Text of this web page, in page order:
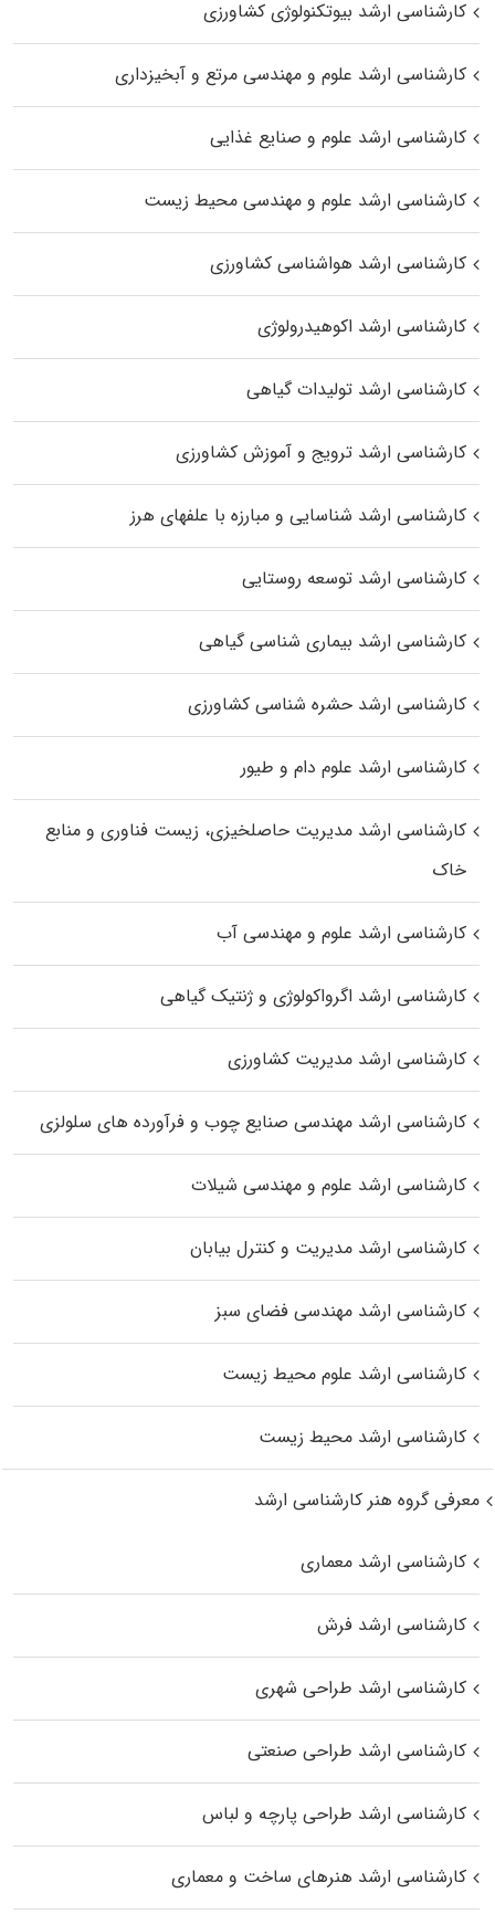
کارشناسی ارشد بیوتکنولوژی کشاورزی
کارشناسی ارشد علوم و مهندسی مرتع و آبخیزداری
کارشناسی ارشد علوم و صنایع غذایی
کارشناسی ارشد علوم و مهندسی محیط زیست
کارشناسی ارشد هواشناسی کشاورزی
کارشناسی ارشد اکوهیدرولوژی
کارشناسی ارشد تولیدات گیاهی
کارشناسی ارشد ترویج و آموزش کشاورزی
کارشناسی ارشد شناسایی و مبارزه با علفهای هرز
کارشناسی ارشد توسعه روستایی
کارشناسی ارشد بیماری‌ شناسی گیاهی
کارشناسی ارشد حشره‌ شناسی کشاورزی
کارشناسی ارشد علوم دام و طیور
کارشناسی ارشد مدیریت حاصلخیزی، زیست فناوری و منابع
خاک
کارشناسی ارشد علوم و مهندسی آب
کارشناسی ارشد اگرواکولوژی و ژنتیک گیاهی
کارشناسی ارشد مدیریت کشاورزی
کارشناسی ارشد مهندسی صنایع چوب و فرآورده‌ های سلولزی
کارشناسی ارشد علوم و مهندسی شیلات
کارشناسی ارشد مدیریت و کنترل بیابان
کارشناسی ارشد مهندسی فضای سبز
کارشناسی ارشد علوم محیط‌ زیست
کارشناسی ارشد محیط زیست
معرفی گروه هنر کارشناسی ارشد
کارشناسی ارشد معماری
کارشناسی ارشد فرش
کارشناسی ارشد طراحی شهری
کارشناسی ارشد طراحی صنعتی
کارشناسی ارشد طراحی پارچه و لباس
کارشناسی ارشد هنرهای ساخت و معماری